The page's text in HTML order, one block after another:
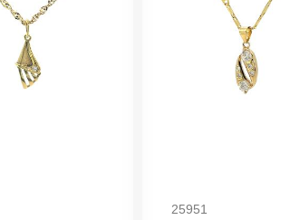
25951